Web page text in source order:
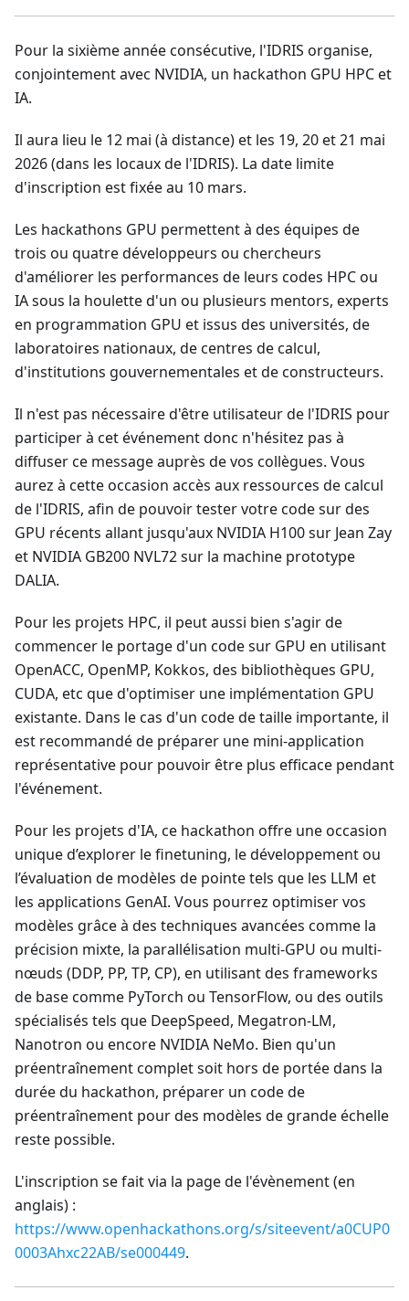
Pour la sixième année consécutive, l'IDRIS organise,
conjointement avec NVIDIA, un hackathon GPU HPC et
IA.
Il aura lieu le 12 mai (à distance) et les 19, 20 et 21 mai
2026 (dans les locaux de l'IDRIS). La date limite
d'inscription est fixée au 10 mars.
Les hackathons GPU permettent à des équipes de
trois ou quatre développeurs ou chercheurs
d'améliorer les performances de leurs codes HPC ou
IA sous la houlette d'un ou plusieurs mentors, experts
en programmation GPU et issus des universités, de
laboratoires nationaux, de centres de calcul,
d'institutions gouvernementales et de constructeurs.
Il n'est pas nécessaire d'être utilisateur de l'IDRIS pour
participer à cet événement donc n'hésitez pas à
diffuser ce message auprès de vos collègues. Vous
aurez à cette occasion accès aux ressources de calcul
de l'IDRIS, afin de pouvoir tester votre code sur des
GPU récents allant jusqu'aux NVIDIA H100 sur Jean Zay
et NVIDIA GB200 NVL72 sur la machine prototype
DALIA.
Pour les projets HPC, il peut aussi bien s'agir de
commencer le portage d'un code sur GPU en utilisant
OpenACC, OpenMP, Kokkos, des bibliothèques GPU,
CUDA, etc que d'optimiser une implémentation GPU
existante. Dans le cas d'un code de taille importante, il
est recommandé de préparer une mini-application
représentative pour pouvoir être plus efficace pendant
l'événement.
Pour les projets d'IA, ce hackathon offre une occasion
unique d’explorer le finetuning, le développement ou
l’évaluation de modèles de pointe tels que les LLM et
les applications GenAI. Vous pourrez optimiser vos
modèles grâce à des techniques avancées comme la
précision mixte, la parallélisation multi-GPU ou multi-
nœuds (DDP, PP, TP, CP), en utilisant des frameworks
de base comme PyTorch ou TensorFlow, ou des outils
spécialisés tels que DeepSpeed, Megatron-LM,
Nanotron ou encore NVIDIA NeMo. Bien qu'un
préentraînement complet soit hors de portée dans la
durée du hackathon, préparer un code de
préentraînement pour des modèles de grande échelle
reste possible.
L'inscription se fait via la page de l'évènement (en
anglais) :
https://www.openhackathons.org/s/siteevent/a0CUP0
0003Ahxc22AB/se000449.